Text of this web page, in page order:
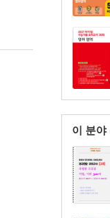
이 분야